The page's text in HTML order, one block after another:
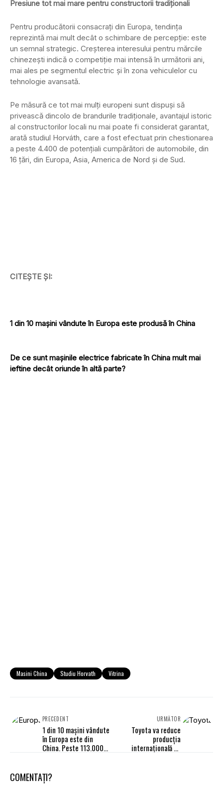
Presiune tot mai mare pentru constructorii tradiționali
Pentru producătorii consacrați din Europa, tendința
reprezintă mai mult decât o schimbare de percepție: este
un semnal strategic. Creșterea interesului pentru mărcile
chinezești indică o competiție mai intensă în următorii ani,
mai ales pe segmentul electric și în zona vehiculelor cu
tehnologie avansată.
Pe măsură ce tot mai mulți europeni sunt dispuși să
privească dincolo de brandurile tradiționale, avantajul istoric
al constructorilor locali nu mai poate fi considerat garantat,
arată studiul Horváth, care a fost efectuat prin chestionarea
a peste 4.400 de potențiali cumpărători de automobile, din
16 țări, din Europa, Asia, America de Nord și de Sud.
CITEȘTE ȘI:
1 din 10 mașini vândute în Europa este produsă în China
De ce sunt mașinile electrice fabricate în China mult mai
ieftine decât oriunde în altă parte?
Masini China Studiu Horvath Vitrina
PRECEDENT
1 din 10 mașini vândute
în Europa este din
China. Peste 113.000
URMĂTOR
Toyota va reduce
producția
internațională cu
COMENTAȚI?